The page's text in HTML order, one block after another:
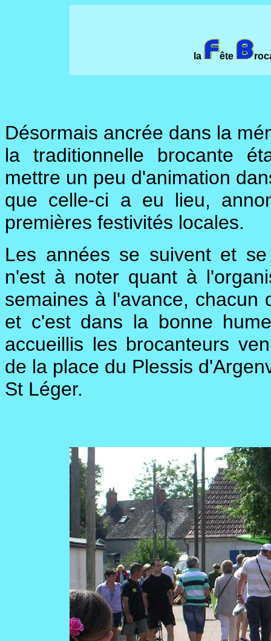
la ête
Désormais ancrée dans la
la traditionnelle brocante
mettre un peu d'animation
que celle-ci a eu lieu,
premières festivités locales.
Les années se suivent et
n'est à noter quant à
semaines à l'avance, chacun
et c'est dans la bonne
accueillis les brocanteurs
de la place du Plessis
St Léger.